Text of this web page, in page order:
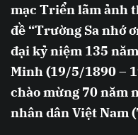
mạc Triển lãm ảnh
đề “Trường Sa nhớ
đại kỷ niệm 135
Minh (19/5/1890 –
chào mừng 70 năm
nhân dân Việt Nam